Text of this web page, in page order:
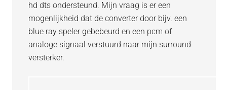
hd dts ondersteund. Mijn vraag is er een
mogenlijkheid dat de converter door bijv. een
blue ray speler gebebeurd en een pcm of
analoge signaal verstuurd naar mijn surround
versterker.